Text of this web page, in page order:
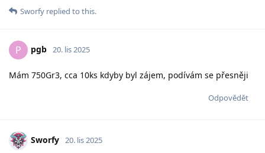
Sworfy replied to this.
P pgb 20. lis 2025
Mám 750Gr3, cca 10ks kdyby byl zájem, podívám se přesněji
Odpovědět
Sworfy 20. lis 2025